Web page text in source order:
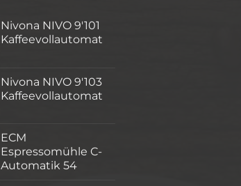
Nivona NIVO 9'101
Kaffeevollautomat
Nivona NIVO 9'103
Kaffeevollautomat
ECM
Espressomühle C-
Automatik 54